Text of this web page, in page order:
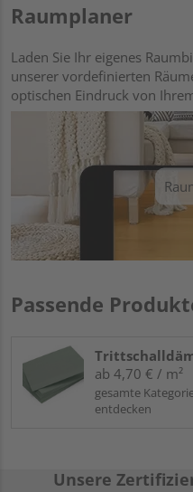
Raumplaner
Laden Sie Ihr eigenes
unserer vordefinierten
optischen Eindruck von
Passende
ab 4,70 € / m²
gesamte
entdecken
Unsere